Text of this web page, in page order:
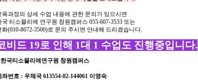
육과정의 상세 수업 내용에 관한 문의가 있으시면
국 티소믈리에 연구원 창원캠퍼스 055-607-3533 또는
화(010-8672-3500)로 문의 주시면 안내해 드리겠습니다.
비드 19로 인해 1대 1 수업도 진행중입니다.
한국티소믈리에연구원 창원캠퍼스
좌번호 : 우체국 613554-02-144061 이영숙